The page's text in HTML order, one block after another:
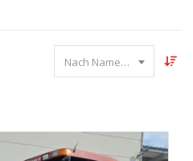
Nach Name sortieren